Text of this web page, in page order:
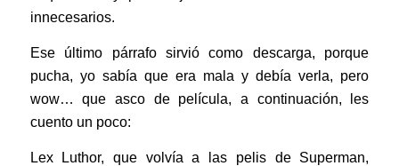
innecesarios.
Ese último párrafo sirvió como descarga, porque
pucha, yo sabía que era mala y debía verla, pero
wow… que asco de película, a continuación, les
cuento un poco:
Lex Luthor, que volvía a las pelis de Superman,